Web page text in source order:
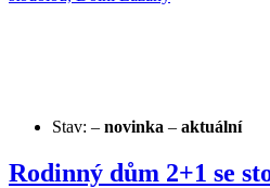
Stav: – novinka – aktuální
Rodinný dům 2+1 se